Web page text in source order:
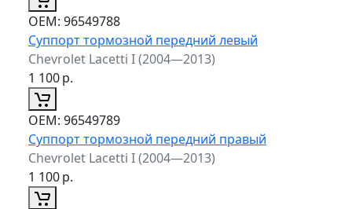
ОЕМ: 96549788
Суппорт тормозной передний левый
Chevrolet Lacetti I (2004—2013)
1 100р.
ОЕМ: 96549789
Суппорт тормозной передний правый
Chevrolet Lacetti I (2004—2013)
1 100р.